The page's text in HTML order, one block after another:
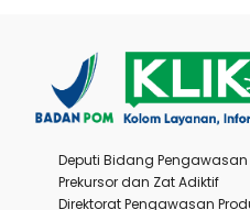
Deputi Bidang Pengawasan
Prekursor dan Zat Adiktif
Direktorat Pengawasan